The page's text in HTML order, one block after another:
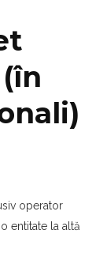
operator
entitate la altă